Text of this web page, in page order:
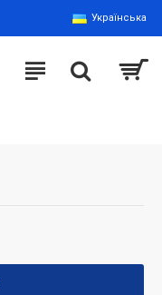
Українська